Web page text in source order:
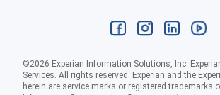
©2026 Experian Information Solutions, Inc.
Services. All rights reserved. Experian and the
herein are service marks or registered trademarks